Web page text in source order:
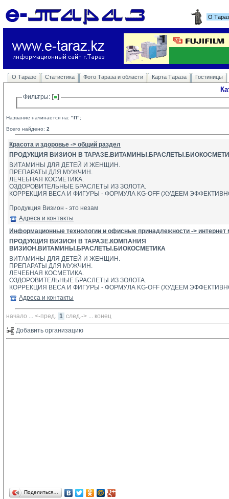
О
О Таразе Статистика Фото Тараза и области Карта Тараза Гостиницы
Фильтры:
Название начинается на: "П";
Всего найдено: 2
Красота и здоровье -> общий раздел
ПРОДУКЦИЯ ВИЗИОН В
ВИТАМИНЫ ДЛЯ ДЕТЕЙ И ЖЕНЩИН.
ПРЕПАРАТЫ ДЛЯ МУЖЧИН.
ЛЕЧЕБНАЯ КОСМЕТИКА.
ОЗДОРОВИТЕЛЬНЫЕ БРАСЛЕТЫ ИЗ ЗОЛОТА.
КОРРЕКЦИЯ ВЕСА И ФИГУРЫ - ФОРМУЛА KG-OFF (ХУДЕЕМ
Продукция Визион - это незам
Адреса и контакты
Информационные технологии и офисные принадлежности -> интернет
ПРОДУКЦИЯ ВИЗИОН В ТАРАЗЕ.КОМПАНИЯ
ВИЗИОН.ВИТАМИНЫ.БРАСЛЕТЫ.БИОКОСМЕТИКА
ВИТАМИНЫ ДЛЯ ДЕТЕЙ И ЖЕНЩИН.
ПРЕПАРАТЫ ДЛЯ МУЖЧИН.
ЛЕЧЕБНАЯ КОСМЕТИКА.
ОЗДОРОВИТЕЛЬНЫЕ БРАСЛЕТЫ ИЗ ЗОЛОТА.
КОРРЕКЦИЯ ВЕСА И ФИГУРЫ - ФОРМУЛА KG-OFF (ХУДЕЕМ
Адреса и контакты
начало ... <-пред. 1 след.-> ... конец
Добавить организацию
Поделиться…